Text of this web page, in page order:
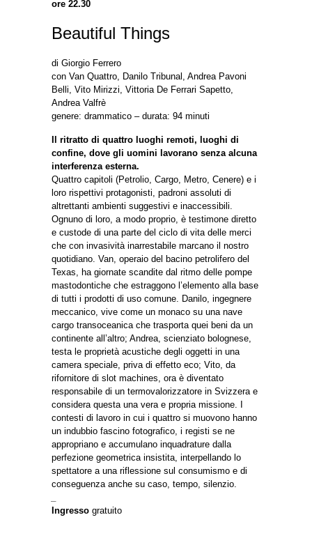
ore 22.30
Beautiful Things
di Giorgio Ferrero
con Van Quattro, Danilo Tribunal, Andrea Pavoni
Belli, Vito Mirizzi, Vittoria De Ferrari Sapetto,
Andrea Valfrè
genere: drammatico – durata: 94 minuti
Il ritratto di quattro luoghi remoti, luoghi di
confine, dove gli uomini lavorano senza alcuna
interferenza esterna.
Quattro capitoli (Petrolio, Cargo, Metro, Cenere) e i
loro rispettivi protagonisti, padroni assoluti di
altrettanti ambienti suggestivi e inaccessibili.
Ognuno di loro, a modo proprio, è testimone diretto
e custode di una parte del ciclo di vita delle merci
che con invasività inarrestabile marcano il nostro
quotidiano. Van, operaio del bacino petrolifero del
Texas, ha giornate scandite dal ritmo delle pompe
mastodontiche che estraggono l’elemento alla base
di tutti i prodotti di uso comune. Danilo, ingegnere
meccanico, vive come un monaco su una nave
cargo transoceanica che trasporta quei beni da un
continente all’altro; Andrea, scienziato bolognese,
testa le proprietà acustiche degli oggetti in una
camera speciale, priva di effetto eco; Vito, da
rifornitore di slot machines, ora è diventato
responsabile di un termovalorizzatore in Svizzera e
considera questa una vera e propria missione. I
contesti di lavoro in cui i quattro si muovono hanno
un indubbio fascino fotografico, i registi se ne
appropriano e accumulano inquadrature dalla
perfezione geometrica insistita, interpellando lo
spettatore a una riflessione sul consumismo e di
conseguenza anche su caso, tempo, silenzio.
Ingresso gratuito